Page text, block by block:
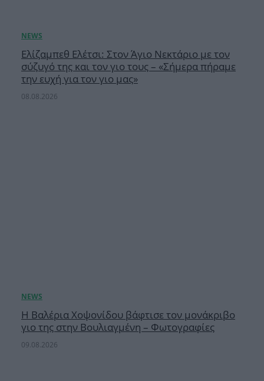
Ελίζαμπεθ Ελέτσι: Στον Άγιο Νεκτάριο με τον
σύζυγό της και τον γιο τους – «Σήμερα πήραμε
την ευχή για τον γιο μας»
08.08.2026
H Βαλέρια Χοψονίδου βάφτισε τον μονάκριβο
γιο της στην Βουλιαγμένη – Φωτογραφίες
09.08.2026